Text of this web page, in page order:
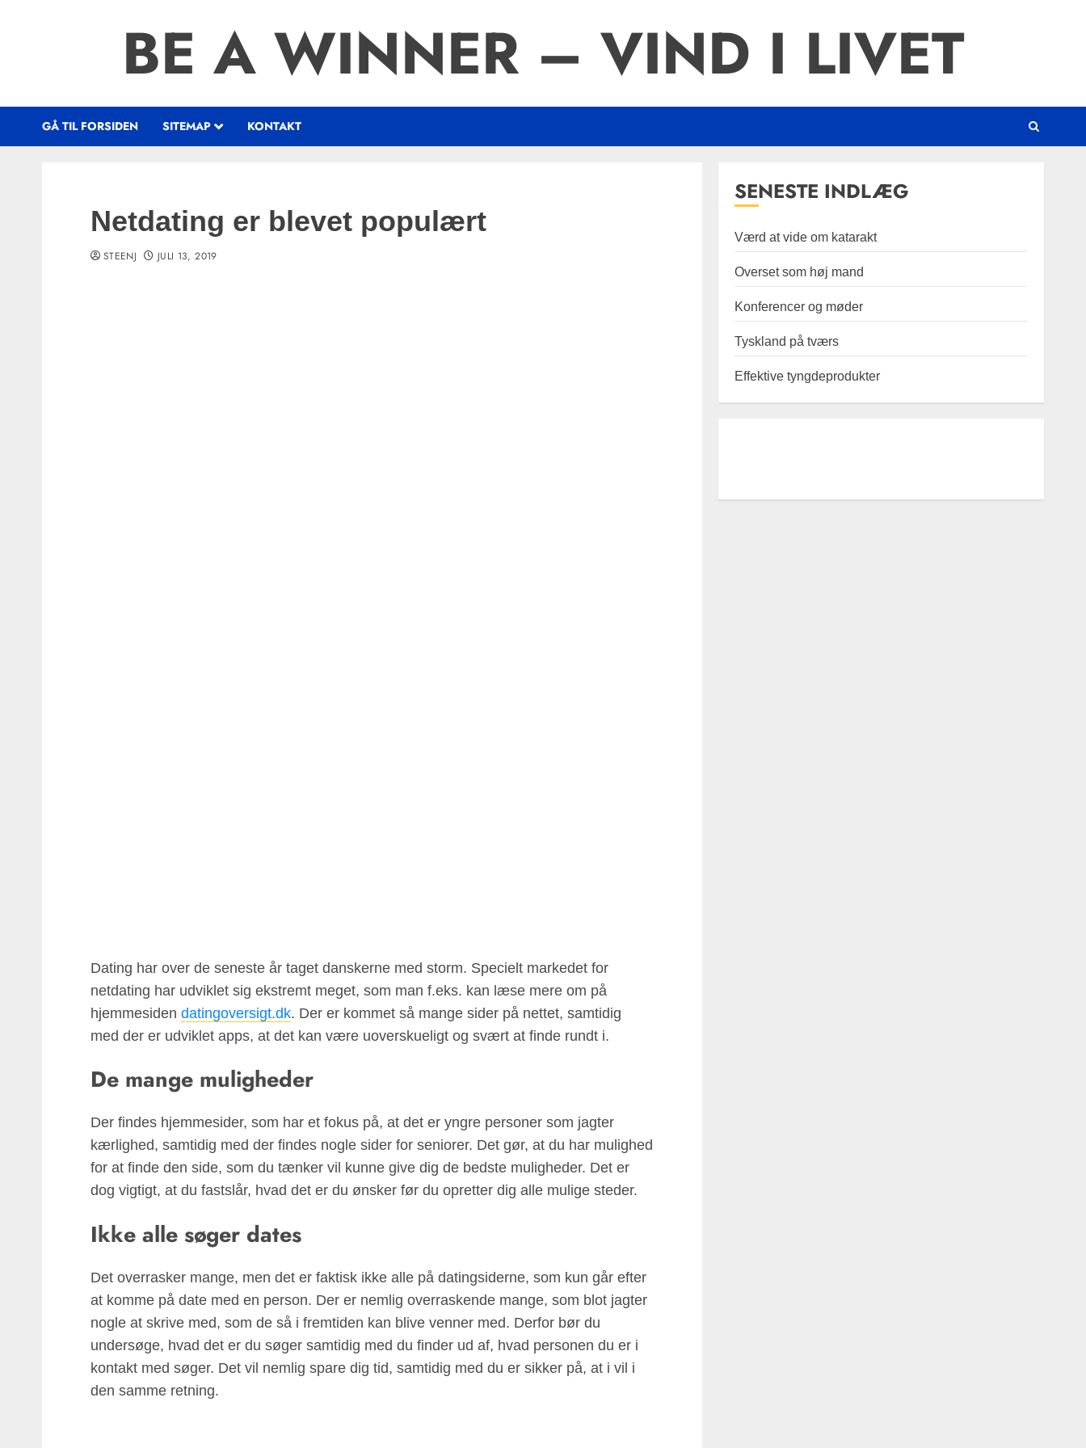
BE A WINNER – VIND I LIVET
GÅ TIL FORSIDEN SITEMAP KONTAKT
Netdating er blevet populært
STEENJ JULI 13, 2019
Dating har over de seneste år taget danskerne med storm. Specielt markedet for
netdating har udviklet sig ekstremt meget, som man f.eks. kan læse mere om på
hjemmesiden datingoversigt.dk. Der er kommet så mange sider på nettet, samtidig
med der er udviklet apps, at det kan være uoverskueligt og svært at finde rundt i.
De mange muligheder
Der findes hjemmesider, som har et fokus på, at det er yngre personer som jagter
kærlighed, samtidig med der findes nogle sider for seniorer. Det gør, at du har mulighed
for at finde den side, som du tænker vil kunne give dig de bedste muligheder. Det er
dog vigtigt, at du fastslår, hvad det er du ønsker før du opretter dig alle mulige steder.
Ikke alle søger dates
Det overrasker mange, men det er faktisk ikke alle på datingsiderne, som kun går efter
at komme på date med en person. Der er nemlig overraskende mange, som blot jagter
nogle at skrive med, som de så i fremtiden kan blive venner med. Derfor bør du
undersøge, hvad det er du søger samtidig med du finder ud af, hvad personen du er i
kontakt med søger. Det vil nemlig spare dig tid, samtidig med du er sikker på, at i vil i
den samme retning.
SENESTE INDLÆG
Værd at vide om katarakt
Overset som høj mand
Konferencer og møder
Tyskland på tværs
Effektive tyngdeprodukter